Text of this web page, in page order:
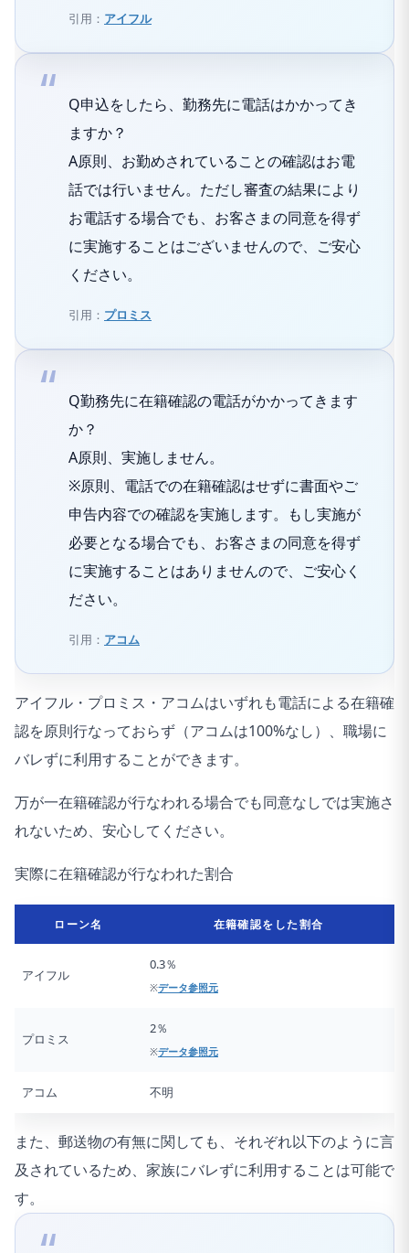
引用： アイフル
Q申込をしたら、勤務先に電話はかかってき
ますか？
A原則、お勤めされていることの確認はお電
話では行いません。ただし審査の結果により
お電話する場合でも、お客さまの同意を得ず
に実施することはございませんので、ご安心
ください。
引用： プロミス
Q勤務先に在籍確認の電話がかかってきます
か？
A原則、実施しません。
※原則、電話での在籍確認はせずに書面やご
申告内容での確認を実施します。もし実施が
必要となる場合でも、お客さまの同意を得ず
に実施することはありませんので、ご安心く
ださい。
引用： アコム
アイフル・プロミス・アコムはいずれも電話による在籍確
認を原則行なっておらず（アコムは100%なし）、職場に
バレずに利用することができます。
万が一在籍確認が行なわれる場合でも同意なしでは実施さ
れないため、安心してください。
実際に在籍確認が行なわれた割合
ローン名 在籍確認をした割合
アイフル
0.3％
※データ参照元
プロミス
2％
※データ参照元
アコム 不明
また、郵送物の有無に関しても、それぞれ以下のように言
及されているため、家族にバレずに利用することは可能で
す。